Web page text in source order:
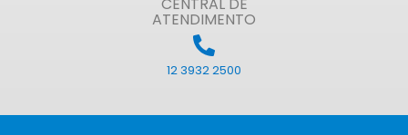
ATENDIMENTO
12 3932 2500